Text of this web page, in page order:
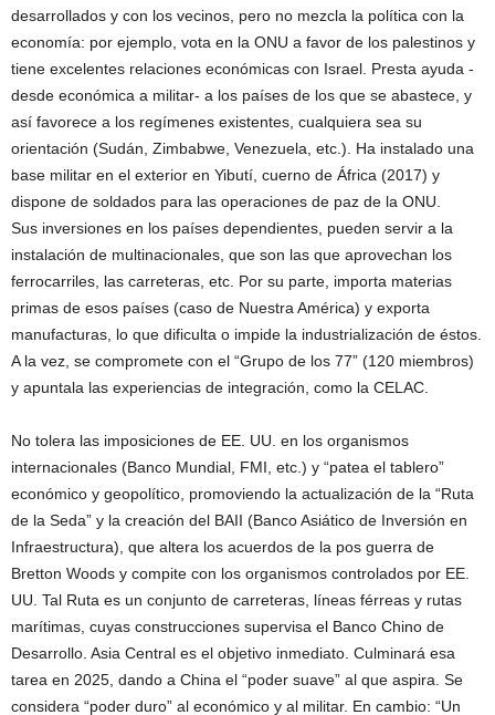
desarrollados y con los vecinos, pero no mezcla la política con la
economía: por ejemplo, vota en la ONU a favor de los palestinos y
tiene excelentes relaciones económicas con Israel. Presta ayuda -
desde económica a militar- a los países de los que se abastece, y
así favorece a los regímenes existentes, cualquiera sea su
orientación (Sudán, Zimbabwe, Venezuela, etc.). Ha instalado una
base militar en el exterior en Yibutí, cuerno de África (2017) y
dispone de soldados para las operaciones de paz de la ONU.
Sus inversiones en los países dependientes, pueden servir a la
instalación de multinacionales, que son las que aprovechan los
ferrocarriles, las carreteras, etc. Por su parte, importa materias
primas de esos países (caso de Nuestra América) y exporta
manufacturas, lo que dificulta o impide la industrialización de éstos.
A la vez, se compromete con el “Grupo de los 77” (120 miembros)
y apuntala las experiencias de integración, como la CELAC.
No tolera las imposiciones de EE. UU. en los organismos
internacionales (Banco Mundial, FMI, etc.) y “patea el tablero”
económico y geopolítico, promoviendo la actualización de la “Ruta
de la Seda” y la creación del BAII (Banco Asiático de Inversión en
Infraestructura), que altera los acuerdos de la pos guerra de
Bretton Woods y compite con los organismos controlados por EE.
UU. Tal Ruta es un conjunto de carreteras, líneas férreas y rutas
marítimas, cuyas construcciones supervisa el Banco Chino de
Desarrollo. Asia Central es el objetivo inmediato. Culminará esa
tarea en 2025, dando a China el “poder suave” al que aspira. Se
considera “poder duro” al económico y al militar. En cambio: “Un